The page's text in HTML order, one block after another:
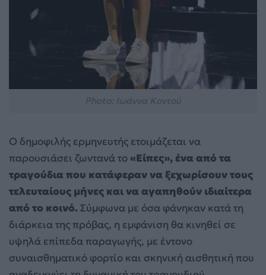
Ο δημοφιλής ερμηνευτής ετοιμάζεται να
παρουσιάσει ζωντανά το«Είπες», ένα από τα
τραγούδια που κατάφεραν να ξεχωρίσουν τους
τελευταίους μήνες και να αγαπηθούν ιδιαίτερα
από το κοινό. Σύμφωνα με όσα φάνηκαν κατά τη
διάρκεια της πρόβας, η εμφάνιση θα κινηθεί σε
υψηλά επίπεδα παραγωγής, με έντονο
συναισθηματικό φορτίο και σκηνική αισθητική που